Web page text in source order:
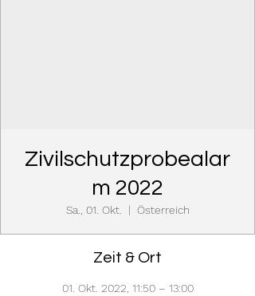
Zivilschutzprobealar
m 2022
Sa., 01. Okt.
  |
Österreich
Zeit & Ort
01. Okt. 2022, 11:50 – 13:00